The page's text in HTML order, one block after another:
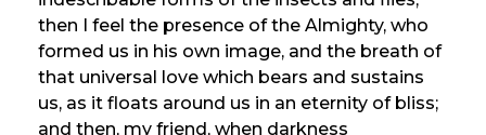
then I feel the presence of the Almighty, who
formed us in his own image, and the breath of
that universal love which bears and sustains
us, as it floats around us in an eternity of bliss;
and then, my friend, when darkness